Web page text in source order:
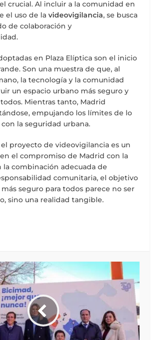
crucial. Al incluir a la comunidad en
el uso de lavideovigilancia, se busca
de colaboración y
en Plaza Elíptica son el inicio
Son una muestra de que, al
la tecnología y la comunidad
un espacio urbano más seguro y
Mientras tanto, Madrid
empujando los límites de lo
la seguridad urbana.
proyecto de videovigilancia es un
el compromiso de Madrid con la
la combinación adecuada de
comunitaria, el objetivo
seguro para todos parece no ser
sino una realidad tangible.